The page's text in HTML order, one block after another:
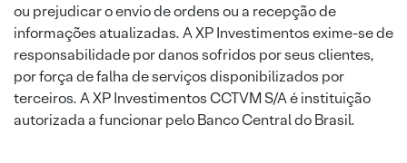
ou prejudicar o envio de ordens ou a recepção de
informações atualizadas. A XP Investimentos exime-se de
responsabilidade por danos sofridos por seus clientes,
por força de falha de serviços disponibilizados por
terceiros. A XP Investimentos CCTVM S/A é instituição
autorizada a funcionar pelo Banco Central do Brasil.